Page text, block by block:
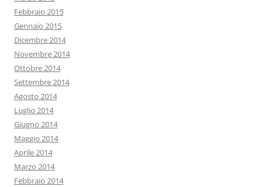
Febbraio 2015
Gennaio 2015
Dicembre 2014
Novembre 2014
Ottobre 2014
Settembre 2014
Agosto 2014
Luglio 2014
Giugno 2014
Maggio 2014
Aprile 2014
Marzo 2014
Febbraio 2014